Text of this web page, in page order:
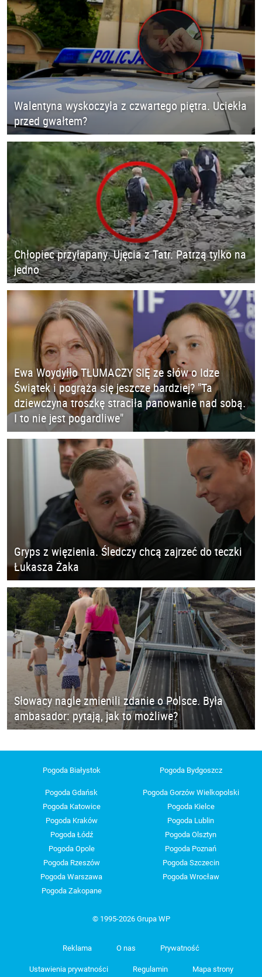
Walentyna wyskoczyła z czwartego piętra. Uciekła
przed gwałtem?
Chłopiec przyłapany. Ujęcia z Tatr. Patrzą tylko na
jedno
Ewa Woydyłło TŁUMACZY SIĘ ze słów o Idze
Świątek i pogrąża się jeszcze bardziej? "Ta
dziewczyna troszkę straciła panowanie nad sobą.
I to nie jest pogardliwe"
Gryps z więzienia. Śledczy chcą zajrzeć do teczki
Łukasza Żaka
Słowacy nagle zmienili zdanie o Polsce. Była
ambasador: pytają, jak to możliwe?
Pogoda Białystok Pogoda Bydgoszcz
Pogoda Gdańsk
Pogoda Gorzów Wielkopolski
Pogoda Katowice
Pogoda Kielce
Pogoda Kraków
Pogoda Lublin
Pogoda Łódź
Pogoda Olsztyn
Pogoda Opole
Pogoda Poznań
Pogoda Rzeszów
Pogoda Szczecin
Pogoda Warszawa
Pogoda Wrocław
Pogoda Zakopane
© 1995-2026 Grupa WP
Reklama O nas Prywatność
Ustawienia prywatności Regulamin Mapa strony